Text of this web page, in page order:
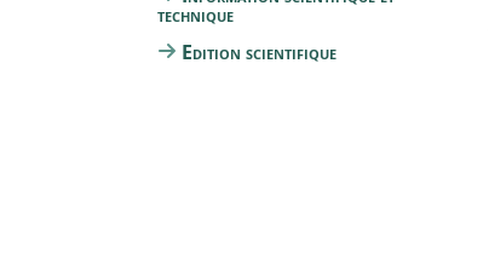
technique
Edition scientifique